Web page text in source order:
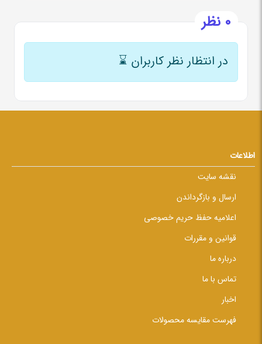
0 نظر
در انتظار نظر کاربران ⌛
اطلاعات
نقشه سایت
ارسال و بازگرداندن
اعلامیه حفظ حریم خصوصی
قوانین و مقررات
درباره ما
تماس با ما
اخبار
فهرست مقایسه محصولات